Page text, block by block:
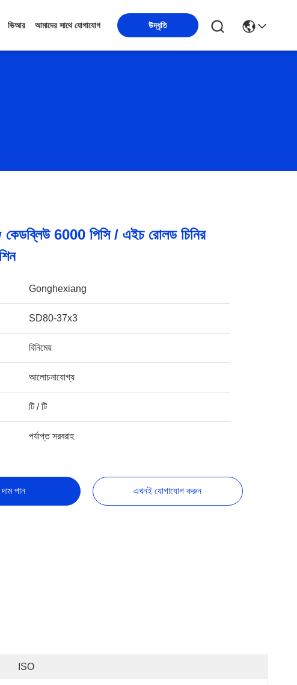
ভিআর আমাদের সাথে যোগাযোগ উদ্ধৃতি
6000 পিসি / এইচ রোলড চিনির
Gonghexiang
SD80-37x3
বিনিমেয়
আলোচনাযোগ্য
টি / টি
পর্যাপ্ত সরবরাহ
দাম পান এখনই যোগাযোগ করুন
ISO